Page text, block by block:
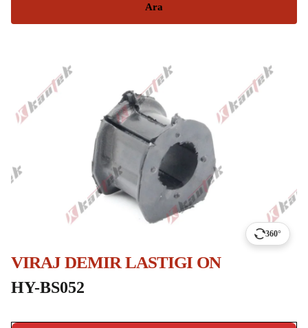
Ara
360°
VIRAJ DEMIR LASTIGI ON
HY-BS052